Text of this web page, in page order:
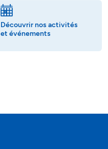
Découvrir nos activités
et événements